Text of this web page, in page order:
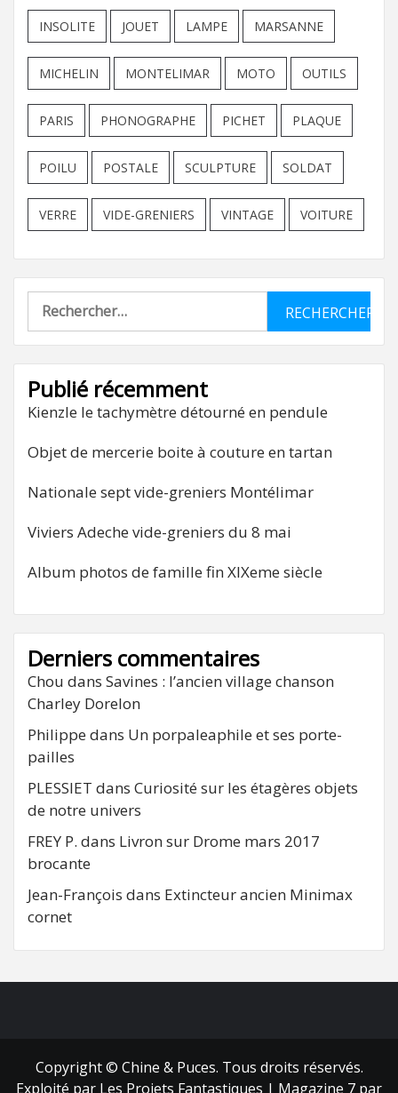
INSOLITE JOUET LAMPE MARSANNE
MICHELIN MONTELIMAR MOTO OUTILS
PARIS PHONOGRAPHE PICHET PLAQUE
POILU POSTALE SCULPTURE SOLDAT
VERRE VIDE-GRENIERS VINTAGE VOITURE
Rechercher :
Publié récemment
Kienzle le tachymètre détourné en pendule
Objet de mercerie boite à couture en tartan
Nationale sept vide-greniers Montélimar
Viviers Adeche vide-greniers du 8 mai
Album photos de famille fin XIXeme siècle
Derniers commentaires
Chou dans Savines : l’ancien village chanson
Charley Dorelon
Philippe dans Un porpaleaphile et ses porte-
pailles
PLESSIET dans Curiosité sur les étagères objets
de notre univers
FREY P. dans Livron sur Drome mars 2017
brocante
Jean-François dans Extincteur ancien Minimax
cornet
Copyright © Chine & Puces. Tous droits réservés.
Exploité par Les Projets Fantastiques | Magazine 7 par